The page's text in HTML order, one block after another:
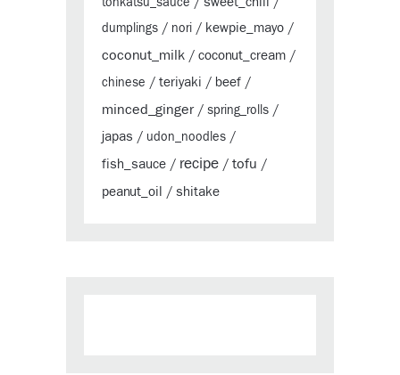
dumplings / nori / kewpie_mayo /
coconut_milk / coconut_cream /
chinese / teriyaki / beef /
minced_ginger/ spring_rolls /
japas / udon_noodles /
fish_sauce / recipe / tofu /
peanut_oil / shitake